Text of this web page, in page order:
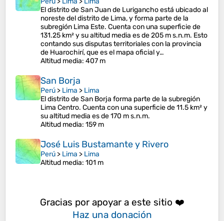
El distrito de San Juan de Lurigancho está ubicado al
noreste del distrito de Lima, y forma parte de la
subregión Lima Este. Cuenta con una superficie de
131.25 km² y su altitud media es de 205 m s.n.m. Esto
contando sus disputas territoriales con la provincia
de Huarochirí, que es el mapa oficial y…
Altitud media: 407 m
San Borja
Perú > Lima > Lima
El distrito de San Borja forma parte de la subregión
Lima Centro. Cuenta con una superficie de 11.5 km² y
su altitud media es de 170 m s.n.m.
Altitud media: 159 m
José Luis Bustamante y Rivero
Perú > Lima > Lima
Altitud media: 101 m
Gracias por apoyar a este sitio ❤️
Haz una donación